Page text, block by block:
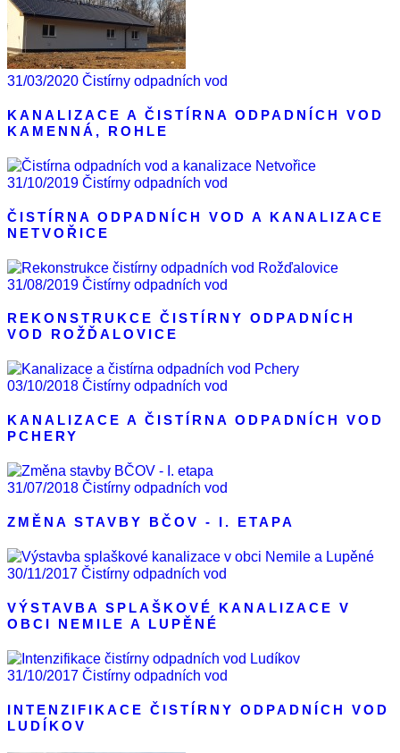
31/03/2020 Čistírny odpadních vod
KANALIZACE A ČISTÍRNA ODPADNÍCH VOD
KAMENNÁ, ROHLE
31/10/2019 Čistírny odpadních vod
ČISTÍRNA ODPADNÍCH VOD A KANALIZACE
NETVOŘICE
31/08/2019 Čistírny odpadních vod
REKONSTRUKCE ČISTÍRNY ODPADNÍCH
VOD ROŽĎALOVICE
03/10/2018 Čistírny odpadních vod
KANALIZACE A ČISTÍRNA ODPADNÍCH VOD
PCHERY
31/07/2018 Čistírny odpadních vod
ZMĚNA STAVBY BČOV - I. ETAPA
30/11/2017 Čistírny odpadních vod
VÝSTAVBA SPLAŠKOVÉ KANALIZACE V
OBCI NEMILE A LUPĚNÉ
31/10/2017 Čistírny odpadních vod
INTENZIFIKACE ČISTÍRNY ODPADNÍCH VOD
LUDÍKOV